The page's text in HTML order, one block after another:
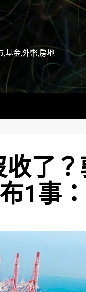
,基金,外幣,房地
收了
布1事